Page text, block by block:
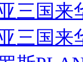
三国来
三国来